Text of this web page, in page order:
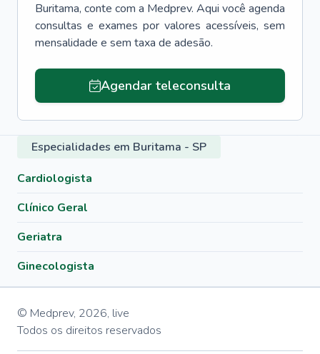
Buritama, conte com a Medprev. Aqui você agenda
consultas e exames por valores acessíveis, sem
mensalidade e sem taxa de adesão.
Agendar teleconsulta
Especialidades em Buritama - SP
Cardiologista
Clínico Geral
Geriatra
Ginecologista
© Medprev, 2026, live
Todos os direitos reservados